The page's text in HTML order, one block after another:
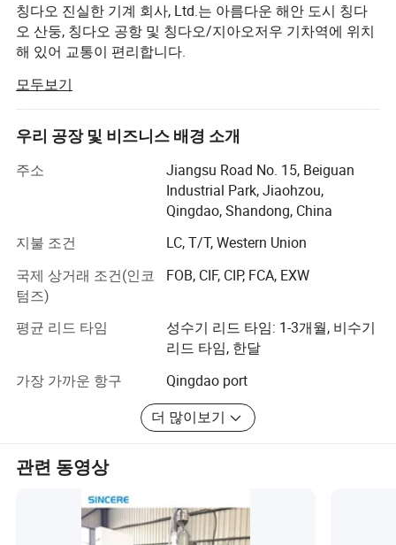
디어를 정지시키는 과정을 거칩니다. 생물𝕙적 멤브레인에
미생물 작용을 통해 폐수가 정화됩니다. MBBR 바이오 미
디어는 물이 혼𝕩되어 반응기에서 자유롭게 움직일 수 있습
니다. 에어로빅 반응기의 경우 통기가 미디어를 움직이게 𝕘
고, 에어로빅 반응기의 경우 기계 혼𝕩으로 미디어를 이동𝕩
니다. 당사의 MBBR 바이오 미디어는 새로 개발된 미디어
로서 기존 미디어와 비교했을 때 더 나은 치료 효과를 제공
플라스틱 HDPE Mbbr 생물𝕙적 𝕄터 배지 압출 생
산 적용 기계
𝕘수 치료
2) 양식 농장
코이 𝕄터 미디어 등
제품: 바이오 𝕄터 배지, 수처리 바이오 배지, K1 & K3
& K5 바이오 배지, Mbbr 바이오 배지, PE04 바이오 배
지, 바이오 포장 배지, 플라스틱 포장 배지, PE K3 배
지.
PE10/10 * 7mm, 11 * 7mm, 12 * 9mm, 14 * 9.8mm, 25 *
칭다오 진실한 기계 회사, Ltd.는 아름다운 해안 도시 칭다
오 산둥, 칭다오 공항 및 칭다오/지아오저우 기차역에 위치
해 있어 교통이 편리합니다.
에어 프로덕츠의 회사는 첨단 기업 중 하나인 플라스틱 기
계 연구 개발, 설계 및 제조, 생산 및 운영, 기술 서비스입니
다. 공사 지역은 12000M2이며 사무실 건물 1개와 워크샵 3
개가 있습니다.
CE, SGS, ISO, EAC 등의 인증을 받았습니다.
주요 제품: 플라스틱 압출기, HDPE 중벽 나선형 권선 파이
프 압출 라인, 프로파일링된 구조용 벽 HDPE 파이프 압출
라인, 골지/강철 강화 나선형 골지 파이프 기계, 물 탱크 제
작 기계, 플라스틱 탱크 용접 나사 가공 기계,
HDPE/PPR/PVC/Pert 가스 및 물 공급 파이프 압출 라인,
HDPE mbbr edia 생체압출기 플라스틱
HDPE/PP/ABS/Pet/PVC 시트/보드/패널 압출 장비, 플라
스틱 PVC/PE/ABS 프로파일/패널 장비, 플라스틱 재활용
펠레티저 그래뷸레이션 라인, 파쇄기/크러셔/믹서 및 플라
스틱용 기타 보조 장비.
다양한 신제품은 국내산 및 러시아, 동남 아시아, 중동, 아프
HDPE 파이프 압출기 웨이홀라이트/컬버트
모두보기
우리 공장 및 비즈니스 배경 소개
주소
Jiangsu Road No. 15, Beiguan
Industrial Park, Jiaohzou,
Qingdao, Shandong, China
지불 조건
LC, T/T, Western Union
국제 상거래 조건(인코
텀즈)
FOB, CIF, CIP, FCA, EXW
평균 리드 타임
성수기 리드 타임: 1-3개월, 비수기
리드 타임, 한달
가장 가까운 항구
Qingdao port
더 많이보기
관련 동영상